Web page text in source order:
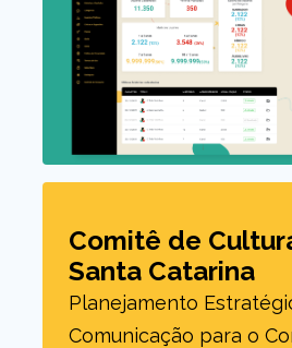
Comitê de
Santa Catarina
Planejamento
Comunicação para o